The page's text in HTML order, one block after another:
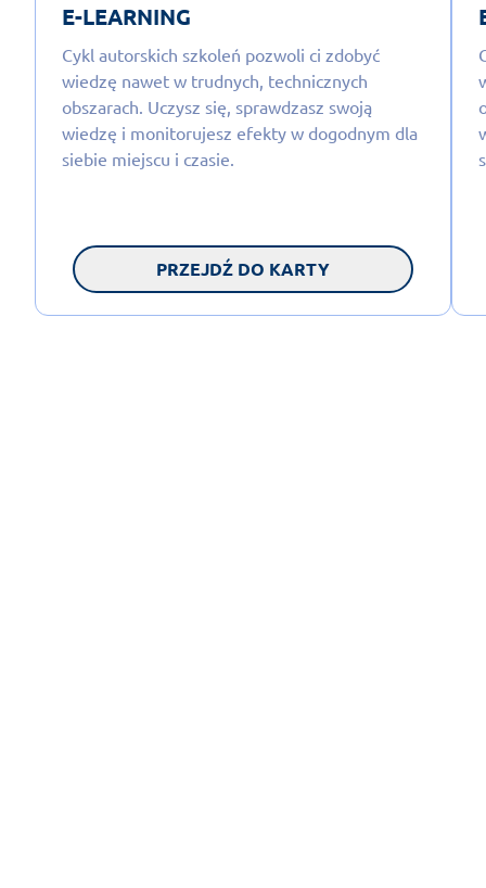
E-LEARNING
Cykl autorskich szkoleń pozwoli ci zdobyć
wiedzę nawet w trudnych, technicznych
obszarach. Uczysz się, sprawdzasz swoją
wiedzę i monitorujesz efekty w dogodnym dla
siebie miejscu i czasie.
PRZEJDŹ DO KARTY